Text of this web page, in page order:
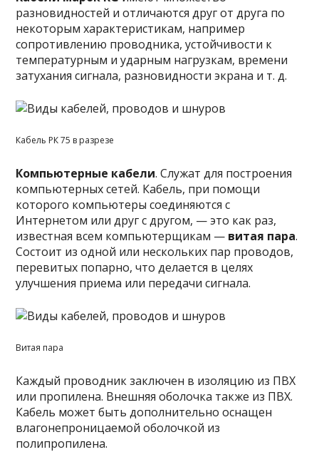
разновидностей и отличаются друг от друга по
некоторым характеристикам, например
сопротивлению проводника, устойчивости к
температурным и ударным нагрузкам, времени
затухания сигнала, разновидности экрана и т. д.
Кабель РК 75 в разрезе
Компьютерные кабели. Служат для построения
компьютерных сетей. Кабель, при помощи
которого компьютеры соединяются с
Интернетом или друг с другом, — это как раз,
известная всем компьютерщикам — витая пара.
Состоит из одной или нескольких пар проводов,
перевитых попарно, что делается в целях
улучшения приема или передачи сигнала.
Витая пара
Каждый проводник заключен в изоляцию из ПВХ
или пропилена. Внешняя оболочка также из ПВХ.
Кабель может быть дополнительно оснащен
влагонепроницаемой оболочкой из
полипропилена.